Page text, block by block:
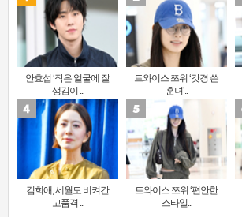
안효섭 ‘작은 얼굴에 잘
생김이 ..
트와이스 쯔위 ‘갓경 쓴
훈녀’..
김희애, 세월도 비켜간
고품격 ..
트와이스 쯔위 ‘편안한
스타일..